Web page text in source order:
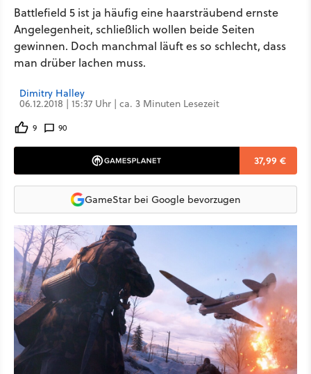
Battlefield 5 ist ja häufig eine haarsträubend ernste
Angelegenheit, schließlich wollen beide Seiten
gewinnen. Doch manchmal läuft es so schlecht, dass
man drüber lachen muss.
Dimitry Halley
06.12.2018 | 15:37 Uhr | ca. 3 Minuten Lesezeit
9 90
37,99 €
GameStar bei Google bevorzugen